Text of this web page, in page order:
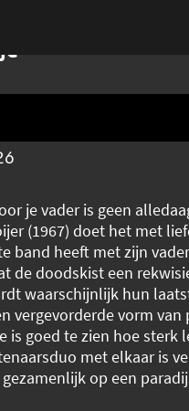
je vader is geen
(1967) doet het met
band heeft met zijn
de doodskist een
waarschijnlijk hun
vergevorderde vorm
is goed te zien hoe sterk
met elkaar is
op een